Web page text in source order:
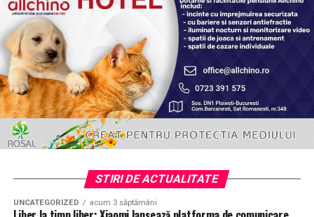
STIRI DE ACTUALITATE
UNCATEGORIZED acum 3 săptămâni